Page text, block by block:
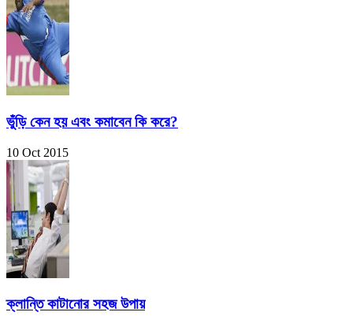
ভুঁড়ি কেন হয় এবং কমাবেন কি করে?
10 Oct 2015
ক্লান্তি কাটানোর সহজ উপায়